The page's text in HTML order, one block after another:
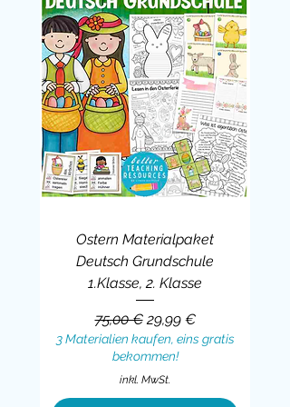
Ostern Materialpaket
Deutsch Grundschule
1.Klasse, 2. Klasse
Standardpreis
75,00 € Sale-Preis
29,99 €
3 Materialien kaufen, eins gratis
bekommen!
inkl. MwSt.